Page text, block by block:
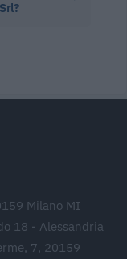
Milano MI
18 - Alessandria
7, 20159